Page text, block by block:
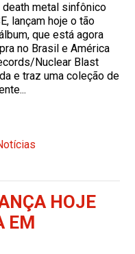
metal sinfônico
lançam hoje o tão
que está agora
no Brasil e América
Nuclear Blast
e traz uma coleção de
HOJE
EM